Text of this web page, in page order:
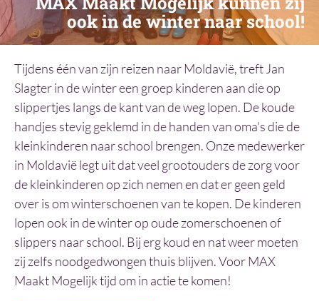
ook in de winter naar school!
Tijdens één van zijn reizen naar Moldavië, treft Jan
Slagter in de winter een groep kinderen aan die op
slippertjes langs de kant van de weg lopen. De koude
handjes stevig geklemd in de handen van oma's die de
kleinkinderen naar school brengen. Onze medewerker
in Moldavië legt uit dat veel grootouders de zorg voor
de kleinkinderen op zich nemen en dat er geen geld
over is om winterschoenen van te kopen. De kinderen
lopen ook in de winter op oude zomerschoenen of
slippers naar school. Bij erg koud en nat weer moeten
zij zelfs noodgedwongen thuis blijven. Voor MAX
Maakt Mogelijk tijd om in actie te komen!